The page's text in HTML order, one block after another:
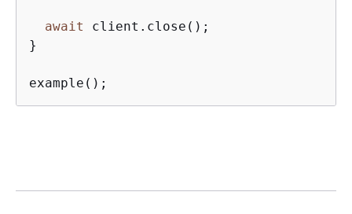
await
client.close();
}
example();